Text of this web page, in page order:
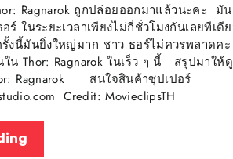
Ragnarok ถูกปล่อยออกมาแล้วนะคะ มั
ร์ ในระยะเวลาเพียงไม่กี่ชั่วโมงกันเลยทีเ
งนี้มันยิ่งใหญ่มาก ชาว ธอร์ไม่ควรพลาดค
น Thor: Ragnarok ในเร็ว ๆ นี้ สรุปมาให้
Ragnarok สนใจสินค้าซุปเปอร์
Credit: MovieclipsTH